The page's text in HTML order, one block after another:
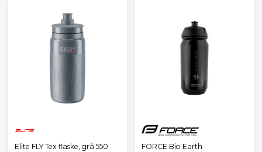
Elite FLY Tex flaske, grå 550
FORCE Bio Earth